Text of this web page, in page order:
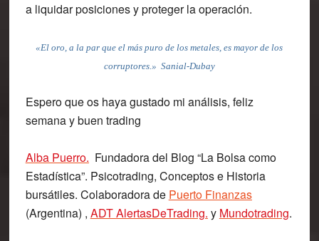
a liquidar posiciones y proteger la operación.
«El oro, a la par que el más puro de los metales, es mayor de los
corruptores.» Sanial-Dubay
Espero que os haya gustado mi análisis, feliz
semana y buen trading
Alba Puerro. Fundadora del Blog “La Bolsa como
Estadística”. Psicotrading, Conceptos e Historia
bursátiles. Colaboradora de Puerto Finanzas
(Argentina) , ADT AlertasDeTrading. y Mundotrading.